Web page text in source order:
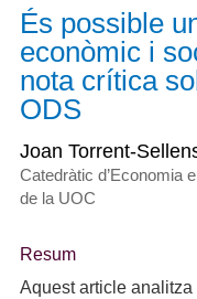
És possible
econòmic i
nota crítica
ODS
Joan Torrent-
Catedràtic d’Economia
de la UOC
Resum
Aquest article